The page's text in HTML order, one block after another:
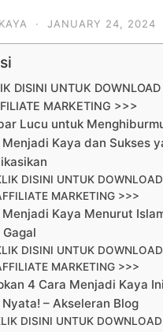
· JANUARY 24, 2024
DISINI UNTUK
MARKETING >>>
Lucu untuk
Menjadi Kaya dan Sukses
DISINI UNTUK
MARKETING >>>
Menjadi Kaya Menurut
Gagal
DISINI UNTUK
MARKETING >>>
4 Cara Menjadi Kaya
Nyata! – Akseleran Blog
DISINI UNTUK